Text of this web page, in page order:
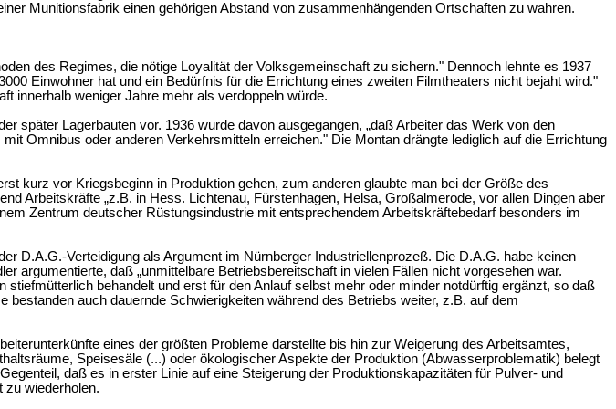
Munitionsfabrik einen gehörigen Abstand von zusammenhängenden Ortschaften zu wahren.
des Regimes, die nötige Loyalität der Volksgemeinschaft zu sichern." Dennoch lehnte es 1937
Einwohner hat und ein Bedürfnis für die Errichtung eines zweiten Filmtheaters nicht bejaht wird."
innerhalb weniger Jahre mehr als verdoppeln würde.
später Lagerbauten vor. 1936 wurde davon ausgegangen, „daß Arbeiter das Werk von den
Omnibus oder anderen Verkehrsmitteln erreichen." Die Montan drängte lediglich auf die Errichtung
kurz vor Kriegsbeginn in Produktion gehen, zum anderen glaubte man bei der Größe des
Arbeitskräfte „z.B. in Hess. Lichtenau, Fürstenhagen, Helsa, Großalmerode, vor allen Dingen aber
Zentrum deutscher Rüstungsindustrie mit entsprechendem Arbeitskräftebedarf besonders im
D.A.G.-Verteidigung als Argument im Nürnberger Industriellenprozeß. Die D.A.G. habe keinen
argumentierte, daß „unmittelbare Betriebsbereitschaft in vielen Fällen nicht vorgesehen war.
behandelt und erst für den Anlauf selbst mehr oder minder notdürftig ergänzt, so daß
auch dauernde Schwierigkeiten während des Betriebs weiter, z.B. auf dem
eines der größten Probleme darstellte bis hin zur Weigerung des Arbeitsamtes,
Speisesäle (...) oder ökologischer Aspekte der Produktion (Abwasserproblematik) belegt
daß es in erster Linie auf eine Steigerung der Produktionskapazitäten für Pulver- und
zu wiederholen.